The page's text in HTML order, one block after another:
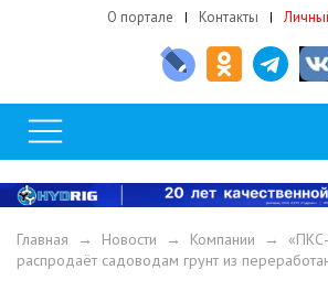
О портале Контакты
Главная → Новости → Компании →
распродаёт садоводам грунт из